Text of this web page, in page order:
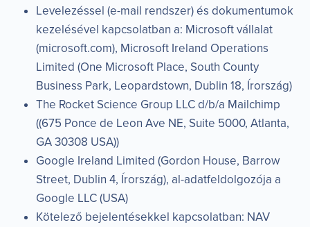
Levelezéssel (e-mail rendszer) és dokumentumok
kezelésével kapcsolatban a: Microsoft vállalat
(microsoft.com), Microsoft Ireland Operations
Limited (One Microsoft Place, South County
Business Park, Leopardstown, Dublin 18, Írország)
The Rocket Science Group LLC d/b/a Mailchimp
((675 Ponce de Leon Ave NE, Suite 5000, Atlanta,
GA 30308 USA))
Google Ireland Limited (Gordon House, Barrow
Street, Dublin 4, Írország), al-adatfeldolgozója a
Google LLC (USA)
Kötelező bejelentésekkel kapcsolatban: NAV